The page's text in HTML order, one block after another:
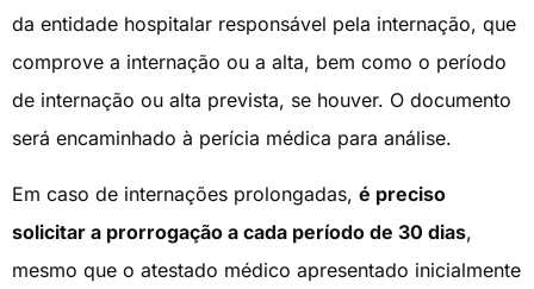
da entidade hospitalar responsável pela internação, que
comprove a internação ou a alta, bem como o período
de internação ou alta prevista, se houver. O documento
será encaminhado à perícia médica para análise.
Em caso de internações prolongadas, é preciso
solicitar a prorrogação a cada período de 30 dias,
mesmo que o atestado médico apresentado inicialmente